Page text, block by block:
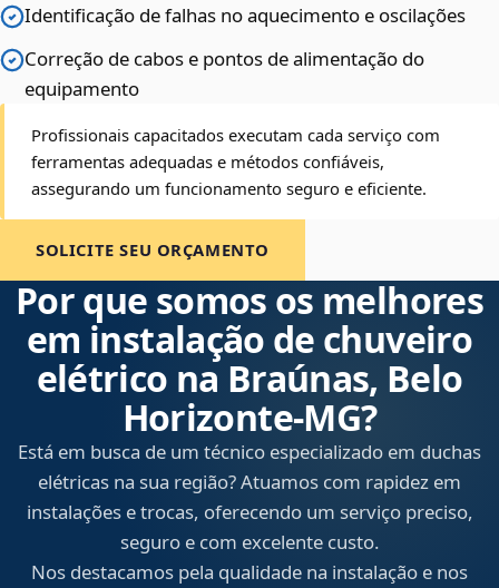
Identificação de falhas no aquecimento e oscilações
Correção de cabos e pontos de alimentação do
equipamento
Profissionais capacitados executam cada serviço com
ferramentas adequadas e métodos confiáveis,
assegurando um funcionamento seguro e eficiente.
SOLICITE SEU ORÇAMENTO
Por que somos os melhores
em instalação de chuveiro
elétrico na Braúnas, Belo
Horizonte‑MG?
Está em busca de um técnico especializado em duchas
elétricas na sua região? Atuamos com rapidez em
instalações e trocas, oferecendo um serviço preciso,
seguro e com excelente custo.
Nos destacamos pela qualidade na instalação e nos